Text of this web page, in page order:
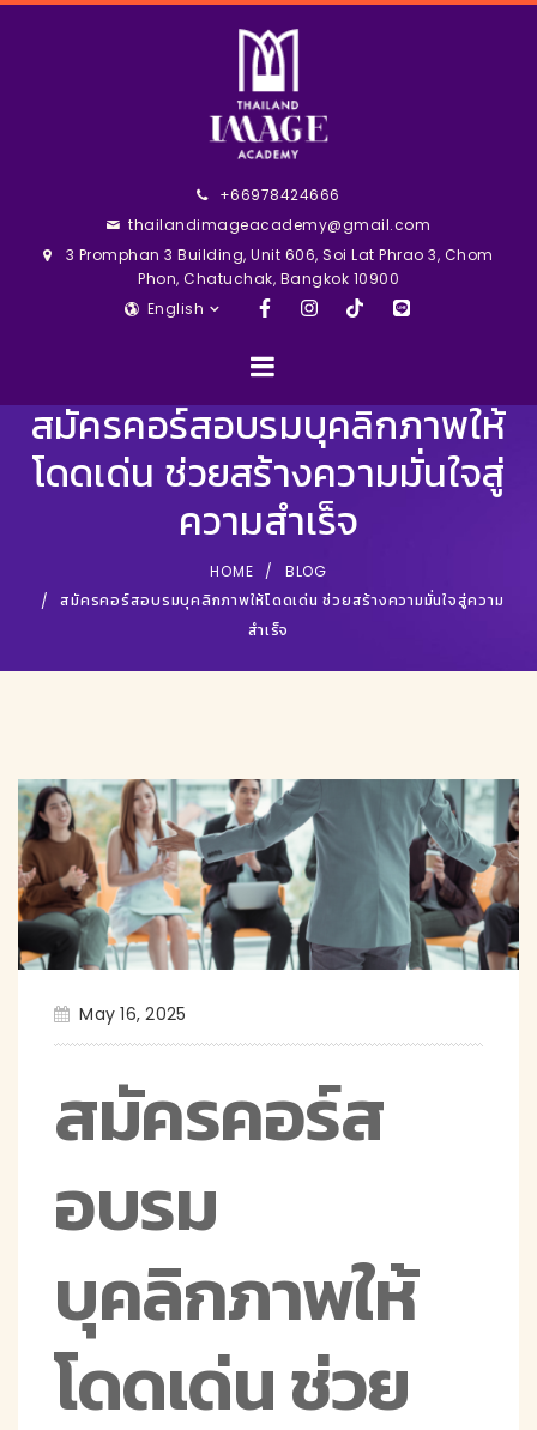
+66978424666
thailandimageacademy@gmail.com
3 Promphan 3 Building, Unit 606, Soi Lat Phrao 3, Chom
Phon, Chatuchak, Bangkok 10900
English
สมัครคอร์สอบรมบุคลิกภาพให้
โดดเด่น ช่วยสร้างความมั่นใจสู่
ความสำเร็จ
HOME
BLOG
สมัครคอร์สอบรมบุคลิกภาพให้โดดเด่น ช่วยสร้างความมั่นใจสู่ความ
สำเร็จ
May 16, 2025
สมัครคอร์ส
อบรม
บุคลิกภาพให้
โดดเด่น ช่วย